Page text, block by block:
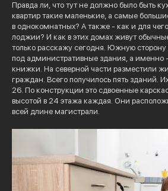
Правда ли, что тут не должно было быть
квартир такие маленькие, а самые
в однокомнатных? А также - как и для
лоджии? И как в этих домах живут
только расскажу сегодня. Южную сторону
под административные здания, а
книжки. На северной части разместили
граждан. Всего получилось пять зданий.
26. По конструкции это сдвоенные
высотой в 24 этажа каждая. Они
всей длине магистрали.